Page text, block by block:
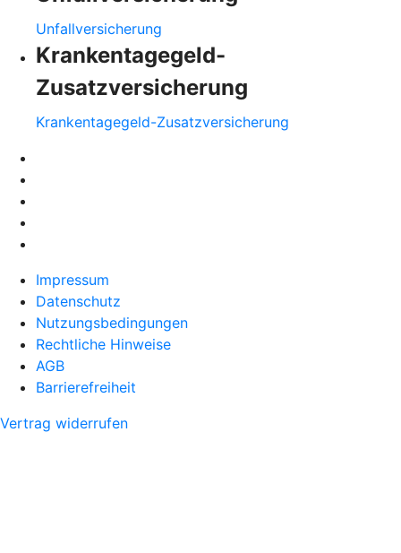
Unfallversicherung
Krankentagegeld-
Zusatzversicherung
Krankentagegeld-Zusatzversicherung
Impressum
Datenschutz
Nutzungsbedingungen
Rechtliche Hinweise
AGB
Barrierefreiheit
Vertrag widerrufen